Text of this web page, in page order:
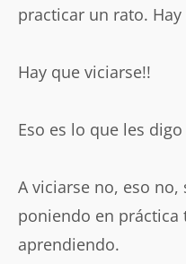
practicar un rato.
Hay que viciarse!!
Eso es lo que les
A viciarse no, eso
poniendo en práctica
aprendiendo.